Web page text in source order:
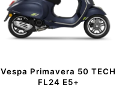
Vespa Primavera 50 TECH
FL24 E5+